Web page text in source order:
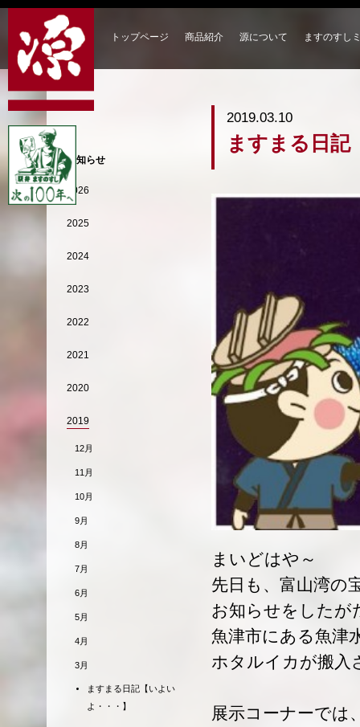
トップページ 商品紹介 源について ますのすし
2019.03.10
ますまる日
まいどはや～
先日も、富山湾の
お知らせをしたが
魚津市にある魚津
ホタルイカが搬入
展示コーナーでは
お知らせ
2026
2025
2024
2023
2022
2021
2020
2019
12月
11月
10月
9月
8月
7月
6月
5月
4月
3月
ますまる日記【いよい
よ・・・】